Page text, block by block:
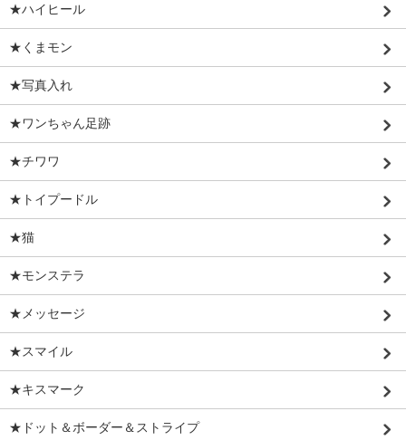
★ハイヒール
★くまモン
★写真入れ
★ワンちゃん足跡
★チワワ
★トイプードル
★猫
★モンステラ
★メッセージ
★スマイル
★キスマーク
★ドット＆ボーダー＆ストライプ